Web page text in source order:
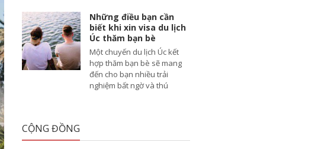
Những điều bạn cần
biết khi xin visa du lịch
Úc thăm bạn bè
Một chuyến du lịch Úc kết
hợp thăm bạn bè sẽ mang
đến cho bạn nhiều trải
nghiệm bất ngờ và thú
CỘNG ĐỒNG